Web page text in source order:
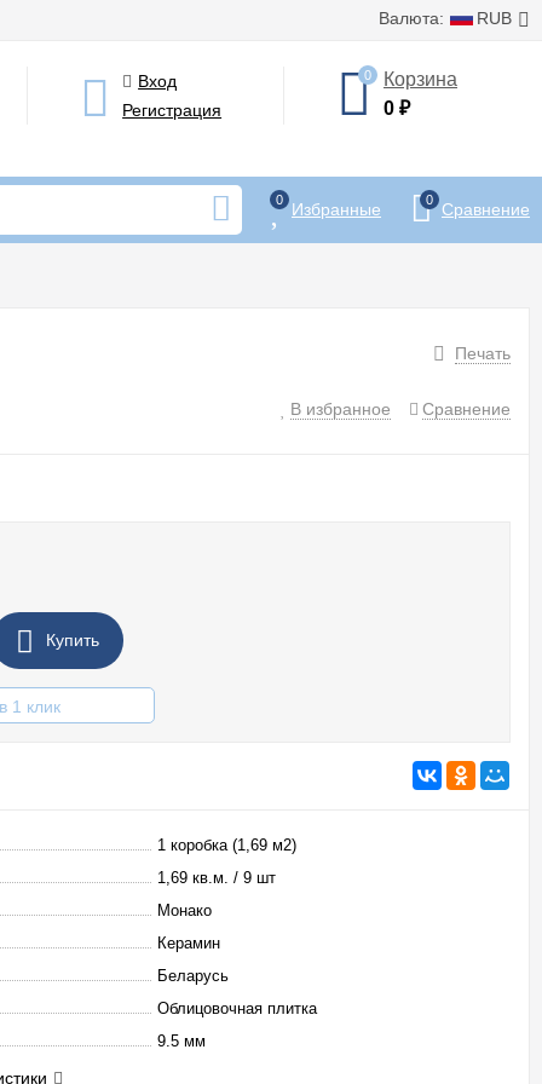
Валюта: RUB
Вход
Регистрация
0
Корзина
0 ₽
0 Избранные 0 Сравнение
Печать
В избранное Сравнение
Купить
1 клик
1 коробка (1,69 м2)
1,69 кв.м. / 9 шт
Монако
Керамин
Беларусь
Облицовочная плитка
9.5 мм